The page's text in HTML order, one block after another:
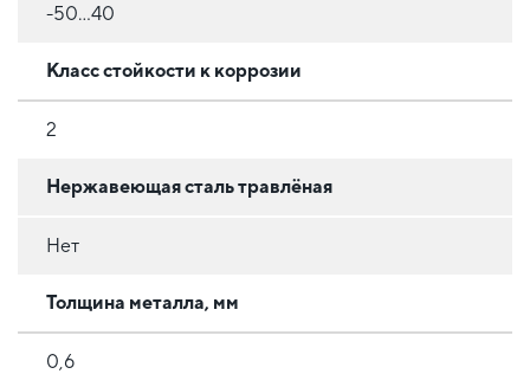
-50...40
Класс стойкости к коррозии
2
Нержавеющая сталь травлёная
Нет
Толщина металла, мм
0,6